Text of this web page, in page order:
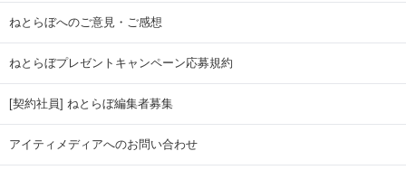
ねとらぼへのご意見・ご感想
ねとらぼプレゼントキャンペーン応募規約
[契約社員] ねとらぼ編集者募集
アイティメディアへのお問い合わせ